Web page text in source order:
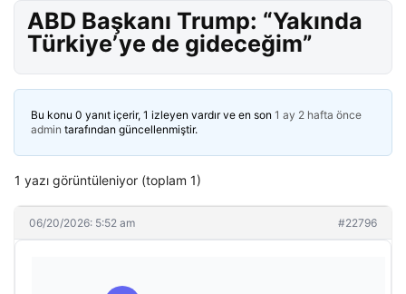
ABD Başkanı Trump: “Yakında
Türkiye’ye de gideceğim”
Bu konu 0 yanıt içerir, 1 izleyen vardır ve en son 1 ay 2 hafta önce
admin tarafından güncellenmiştir.
1 yazı görüntüleniyor (toplam 1)
06/20/2026: 5:52 am #22796